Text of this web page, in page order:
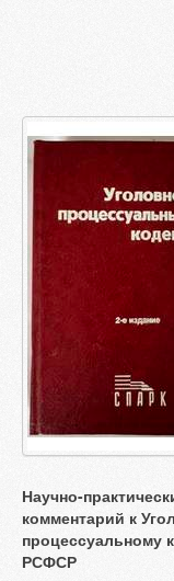
Научно-
комментарий к
процессуальному
РСФСР